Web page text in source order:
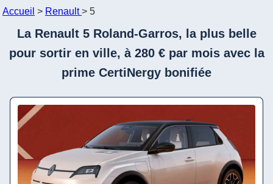
Accueil > Renault> 5
La Renault 5 Roland-Garros, la plus belle
pour sortir en ville, à 280 € par mois avec la
prime CertiNergy bonifiée